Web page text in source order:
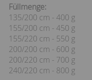
Füllmenge:
135/200 cm - 400 g
155/200 cm - 450 g
155/220 cm - 550 g
200/200 cm - 600 g
200/220 cm - 700 g
240/220 cm - 800 g